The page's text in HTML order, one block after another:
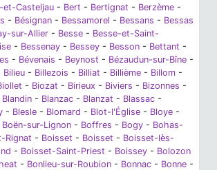
et-Casteljau - Bert - Bertignat - Berzème -
- Bésignan - Bessamorel - Bessans - Bessas
sur-Allier - Besse - Besse-et-Saint-
- Bessenay - Bessey - Besson - Bettant -
- Bévenais - Beynost - Bézaudun-sur-Bîne -
Bilieu - Billezois - Billiat - Billième - Billom -
- Biozat - Birieux - Biviers - Bizonnes -
Blandin - Blanzac - Blanzat - Blassac -
- Blesle - Blomard - Blot-l'Église - Bloye -
Boën-sur-Lignon - Boffres - Bogy - Bohas-
Rignat - Boisset - Boisset - Boisset-lès-
- Boisset-Saint-Priest - Boissey - Bolozon
- Bonlieu-sur-Roubion - Bonnac - Bonne -